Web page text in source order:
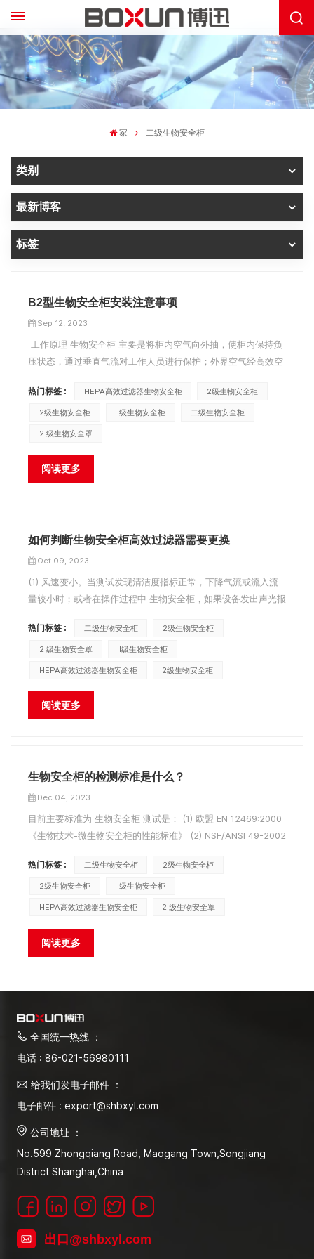
家 二级生物安全柜
类别
最新博客
标签
B2型生物安全柜安装注意事项
Sep 12, 2023
工作原理 生物安全柜 主要是将柜内空气向外抽，使柜内保持负
压状态，通过垂直气流对工作人员进行保护；外界空气经高效空
的空气也需要经过HEPA过滤器过滤后才排放到大气中，以保护
环境。因此，在生物安全柜的验证中，对生物安全柜的安装位置
有一定的要求。&...
热门标签 : HEPA高效过滤器生物安全柜 2级生物安全柜
2级生物安全柜 II级生物安全柜 二级生物安全柜
2 级生物安全罩
阅读更多
如何判断生物安全柜高效过滤器需要更换
Oct 09, 2023
(1) 风速变小。当测试发现清洁度指标正常，下降气流或流入流
量较小时；或者在操作过程中 生物安全柜，如果设备发出声光报
于设计要求）引起的，则表明过滤器堵塞。很严重，风机转速已
经达到最大值，系统无论怎么调节都达不到规定的风速值，必须
更换过滤器。 (...
热门标签 : 二级生物安全柜 2级生物安全柜
2 级生物安全罩 II级生物安全柜
HEPA高效过滤器生物安全柜 2级生物安全柜
阅读更多
生物安全柜的检测标准是什么？
Dec 04, 2023
目前主要标准为 生物安全柜 测试是： (1) 欧盟 EN 12469:2000
《生物技术-微生物安全柜的性能标准》 (2) NSF/ANSI 49-2002
筑行业标准 《生物安全柜》 （4）YY 0569-2011中华人民共和
国医药行业标准 《II级生物安全柜》模型BSC-1000A2模型B...
热门标签 : 二级生物安全柜 2级生物安全柜
2级生物安全柜 II级生物安全柜
HEPA高效过滤器生物安全柜 2 级生物安全罩
阅读更多
全国统一热线 ：
电话 : 86-021-56980111
给我们发电子邮件 ：
电子邮件 : export@shbxyl.com
公司地址 ：
No.599 Zhongqiang Road, Maogang Town,Songjiang
District Shanghai,China
出口@shbxyl.com